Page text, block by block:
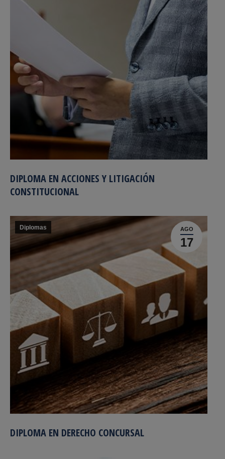
DIPLOMA EN ACCIONES Y LITIGACIÓN
CONSTITUCIONAL
AGO
17
Diplomas
DIPLOMA EN DERECHO CONCURSAL